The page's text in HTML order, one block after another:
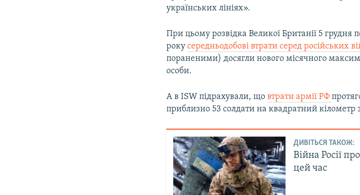
українських лініях».
При цьому розвідка Великої Британії 5 грудня
рокусередньодобові втрати серед російських
пораненими) досягли нового місячного
особи.
А в ISW підрахували, щовтрати армії РФ
приблизно 53 солдати на квадратний кілометр
ДИВІТЬСЯ ТАКОЖ:
Війна Росії
цей час